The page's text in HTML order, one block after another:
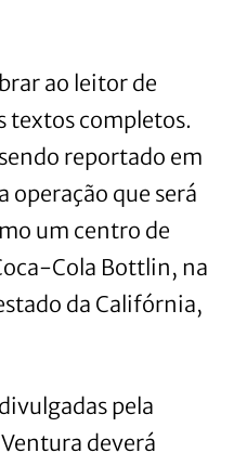
ao leitor de
textos completos.
reportado em
operação que será
um centro de
Cola Bottlin, na
da Califórnia,
pela
deverá